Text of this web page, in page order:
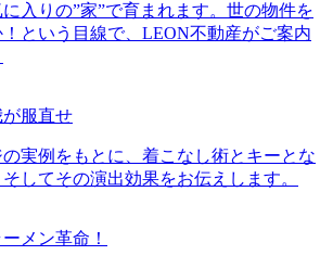
入りの”家”で育まれます。世の物件を
という目線で、LEON不動産がご案内
が服直せ
実例をもとに、着こなし術とキーとな
してその演出効果をお伝えします。
メン革命！